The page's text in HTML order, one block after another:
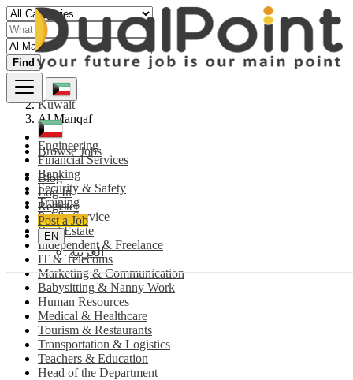
Browse Jobs
Blog
Log In
Register
Post a Job
EN
العربية
Find
Kuwait
Al Manqaf
Engineering
Financial Services
Banking
Security & Safety
Training
Public Service
Real Estate
Independent & Freelance
IT & Telecoms
Marketing & Communication
Babysitting & Nanny Work
Human Resources
Medical & Healthcare
Tourism & Restaurants
Transportation & Logistics
Teachers & Education
Head of the Department